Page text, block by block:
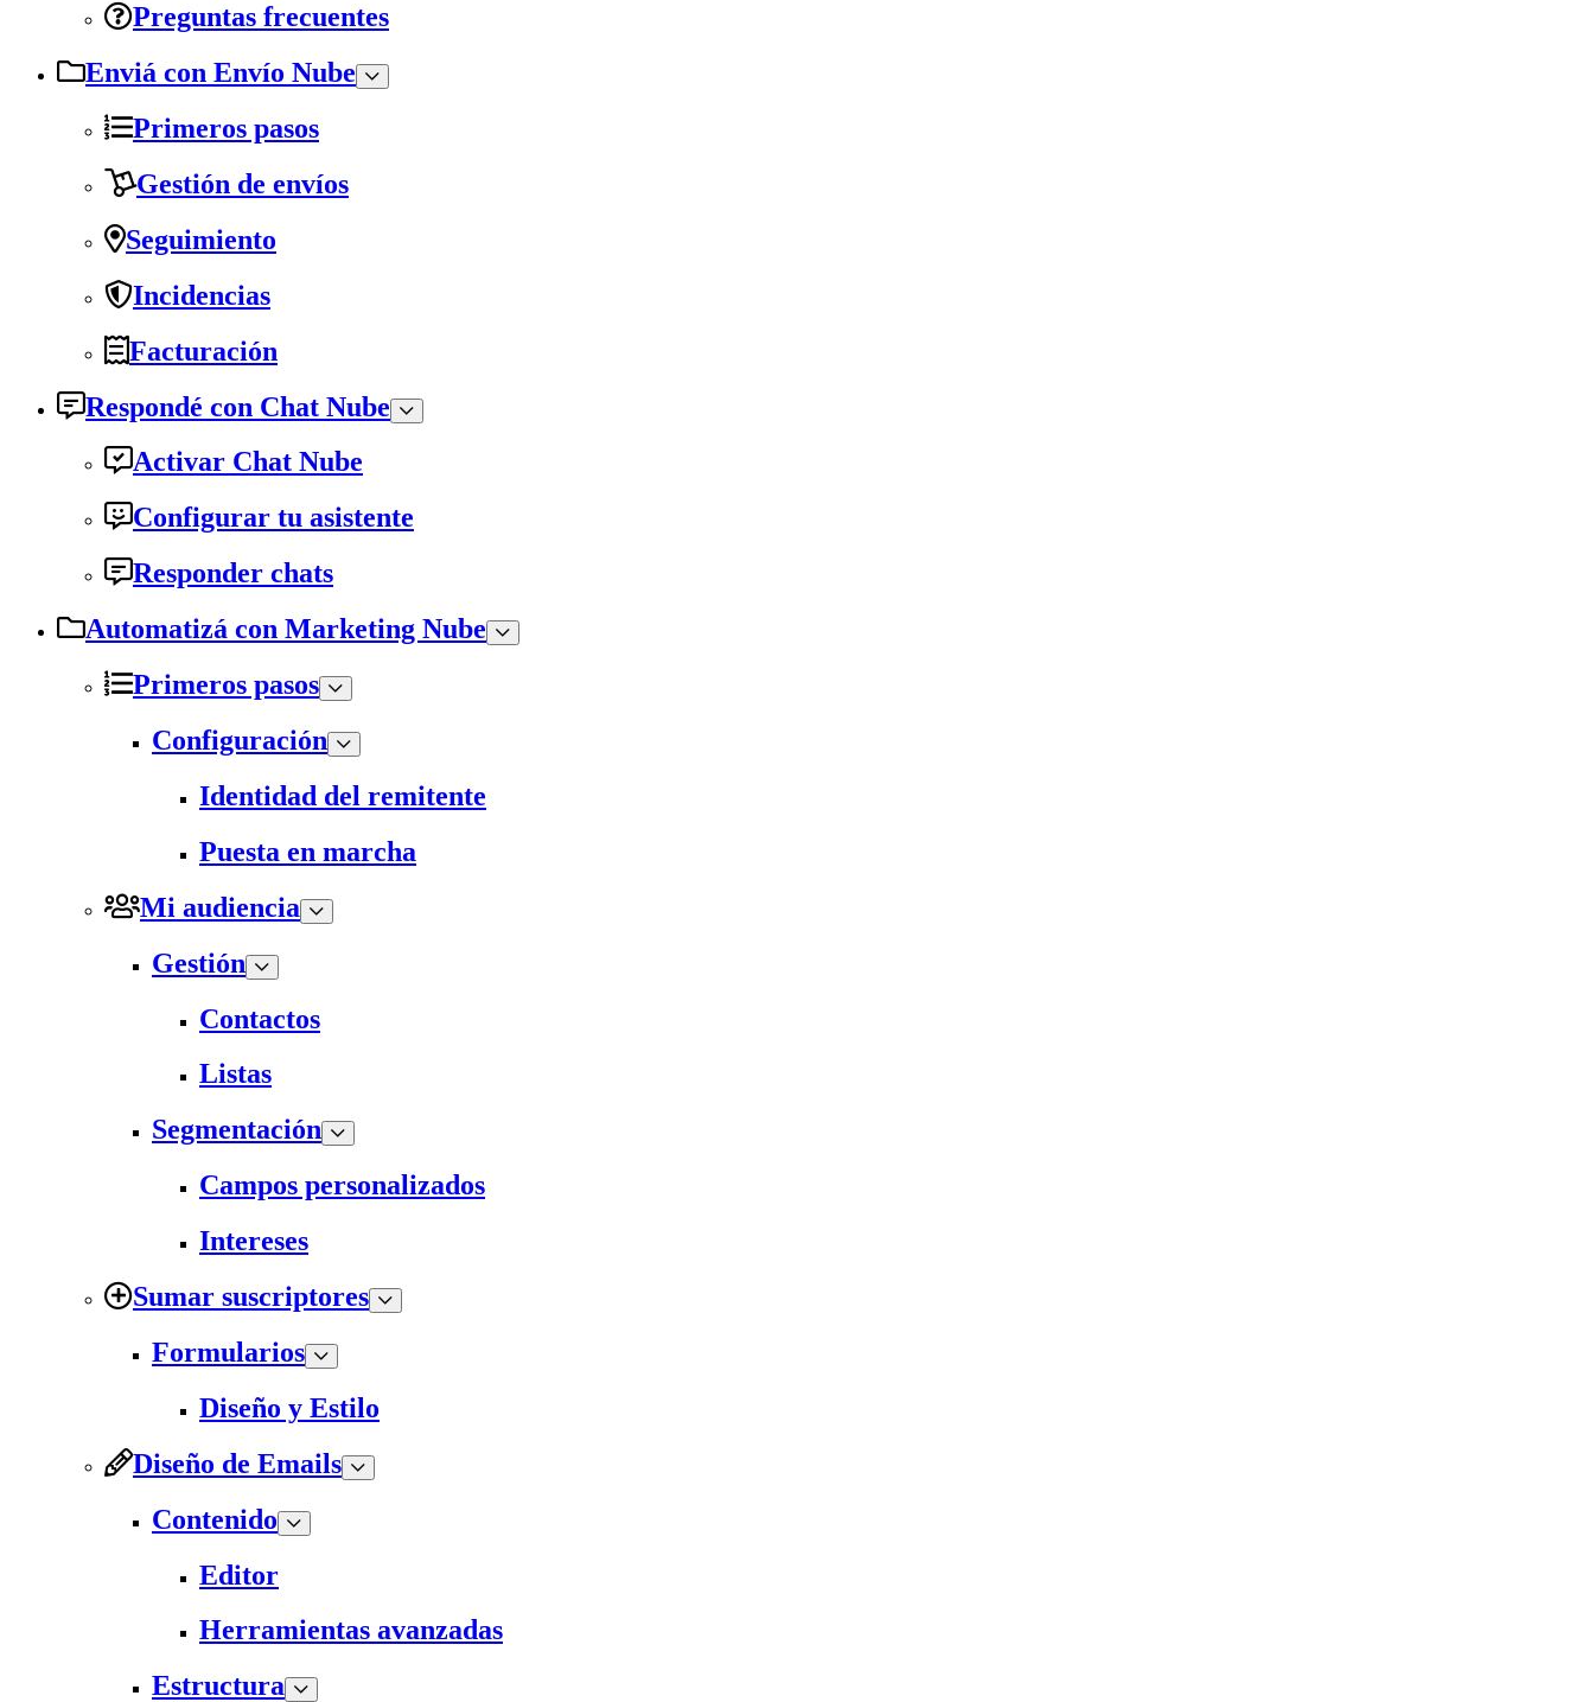
Preguntas frecuentes
Enviá con Envío Nube
Primeros pasos
Gestión de envíos
Seguimiento
Incidencias
Facturación
Respondé con Chat Nube
Activar Chat Nube
Configurar tu asistente
Responder chats
Automatizá con Marketing Nube
Primeros pasos
Configuración
Identidad del remitente
Puesta en marcha
Mi audiencia
Gestión
Contactos
Listas
Segmentación
Campos personalizados
Intereses
Sumar suscriptores
Formularios
Diseño y Estilo
Diseño de Emails
Contenido
Editor
Herramientas avanzadas
Estructura